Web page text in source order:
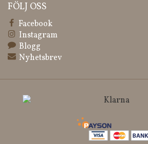
FÖLJ OSS
Facebook
Instagram
Blogg
Nyhetsbrev